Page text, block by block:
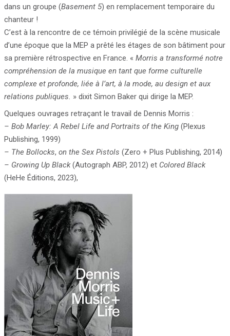
dans un groupe (Basement 5) en remplacement temporaire du
chanteur !
C’est à la rencontre de ce témoin privilégié de la scène musicale
d’une époque que la MEP a prêté les étages de son bâtiment pour
sa première rétrospective en France. « Morris a transformé notre
compréhension de la musique en tant que forme culturelle
complexe et profonde, liée à l’art, à la mode, au design et aux
relations publiques. » dixit Simon Baker qui dirige la MEP.
Quelques ouvrages retraçant le travail de Dennis Morris :
– Bob Marley: A Rebel Life and Portraits of the King (Plexus
Publishing, 1999)
– The Bollocks, on the Sex Pistols (Zero + Plus Publishing, 2014)
– Growing Up Black(Autograph ABP, 2012) et Colored Black
(HeHe Éditions, 2023),